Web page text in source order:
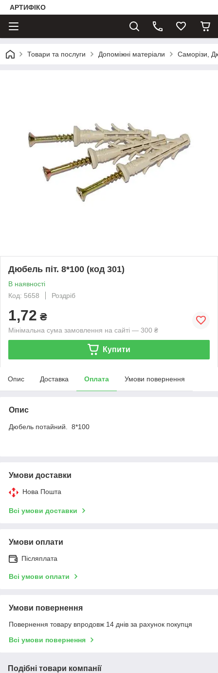
АРТИФІКО
Товари та послуги Допоміжні матеріали Саморізи,
Дюбель піт. 8*100 (код 301)
В наявності
Код: 5658
Роздріб
1,72 ₴
Мінімальна сума замовлення на сайті — 300 ₴
Купити
Опис Доставка Оплата Умови повернення
Опис
Дюбель потайний. 8*100
Умови доставки
Нова Пошта
Всі умови доставки
Умови оплати
Післяплата
Всі умови оплати
Умови повернення
Повернення товару впродовж 14 днів за рахунок покупця
Всі умови повернення
Подібні товари компанії